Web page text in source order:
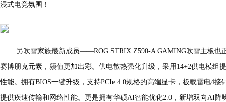
浸式电竞氛围！
另吹雪家族最新成员——ROG STRIX Z590-A GAMING吹雪主板也
赛博朋克元素，颜值更加出彩。供电散热强化升级，采用14+2供电模组
性能。拥有BIOS一键升级，支持PCIe 4.0规格的高端显卡，板载雷电4接
提供疾速传输和网络性能。更是拥有华硕AI智能优化2.0，新增双向AI降